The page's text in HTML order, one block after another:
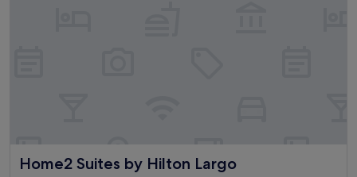
Home2 Suites by Hilton Largo
Home2 Suites by Hilton Largo